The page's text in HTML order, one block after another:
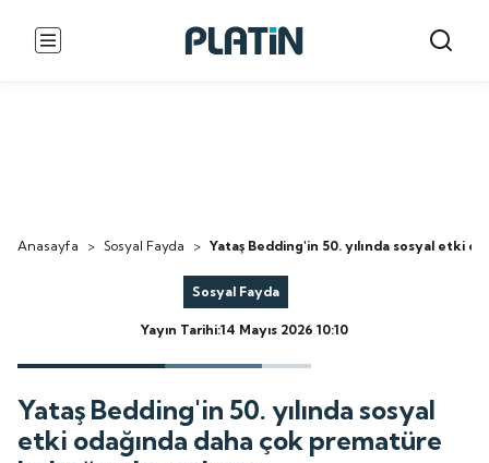
Anasayfa > Sosyal Fayda > Yataş Bedding'in 50. yılında sosyal etki
Sosyal Fayda
Yayın Tarihi:14 Mayıs 2026 10:10
Yataş Bedding'in 50. yılında sosyal
etki odağında daha çok prematüre